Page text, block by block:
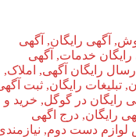
آگهی رایگان, آگهی
رایگان خدمات, آگهی
رایگان آگهی, املاک,
تبلیغات رایگان, ثبت آگهی
رایگان در گوگل, خرید و
رایگان, درج اگهی
دست دوم, نیازمندی